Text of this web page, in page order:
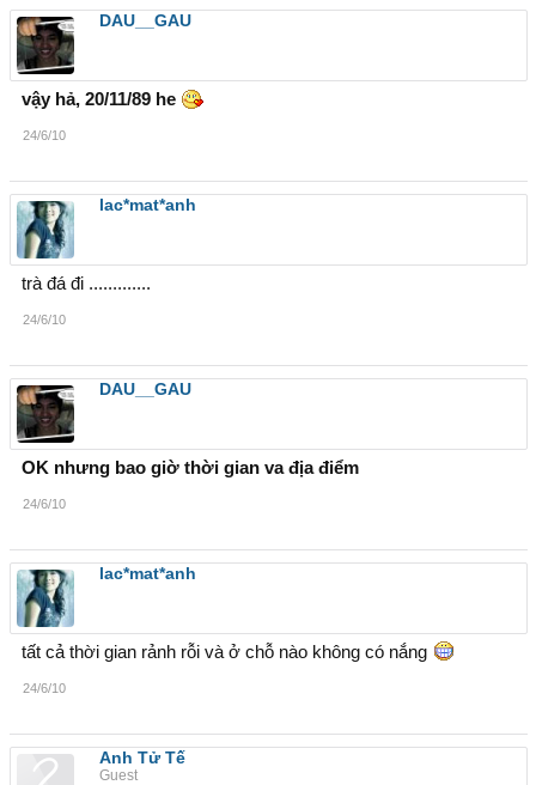
DAU__GAU
vậy hả, 20/11/89 he
24/6/10
lac*mat*anh
trà đá đi .............
24/6/10
DAU__GAU
OK nhưng bao giờ thời gian va địa điểm
24/6/10
lac*mat*anh
tất cả thời gian rảnh rỗi và ở chỗ nào không có nắng
24/6/10
Anh Tử Tế
Guest